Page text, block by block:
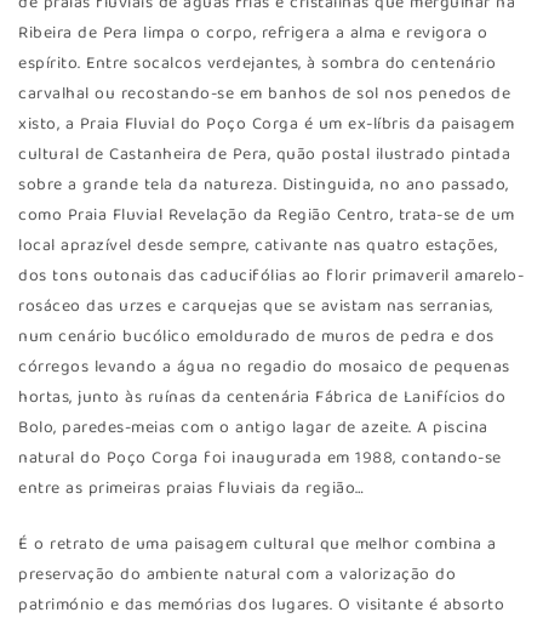
Ribeira de Pera limpa o corpo, refrigera a alma e revigora o
espírito. Entre socalcos verdejantes, à sombra do centenário
carvalhal ou recostando-se em banhos de sol nos penedos de
xisto, a Praia Fluvial do Poço Corga é um ex-líbris da paisagem
cultural de Castanheira de Pera, quão postal ilustrado pintada
sobre a grande tela da natureza. Distinguida, no ano passado,
como Praia Fluvial Revelação da Região Centro, trata-se de um
local aprazível desde sempre, cativante nas quatro estações,
dos tons outonais das caducifólias ao florir primaveril amarelo-
rosáceo das urzes e carquejas que se avistam nas serranias,
num cenário bucólico emoldurado de muros de pedra e dos
córregos levando a água no regadio do mosaico de pequenas
hortas, junto às ruínas da centenária Fábrica de Lanifícios do
Bolo, paredes-meias com o antigo lagar de azeite. A piscina
natural do Poço Corga foi inaugurada em 1988, contando-se
entre as primeiras praias fluviais da região…
É o retrato de uma paisagem cultural que melhor combina a
preservação do ambiente natural com a valorização do
património e das memórias dos lugares. O visitante é absorto